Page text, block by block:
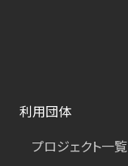
利用団体
プロジェクト一覧